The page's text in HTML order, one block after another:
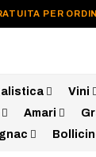
PER
Vini
Amari